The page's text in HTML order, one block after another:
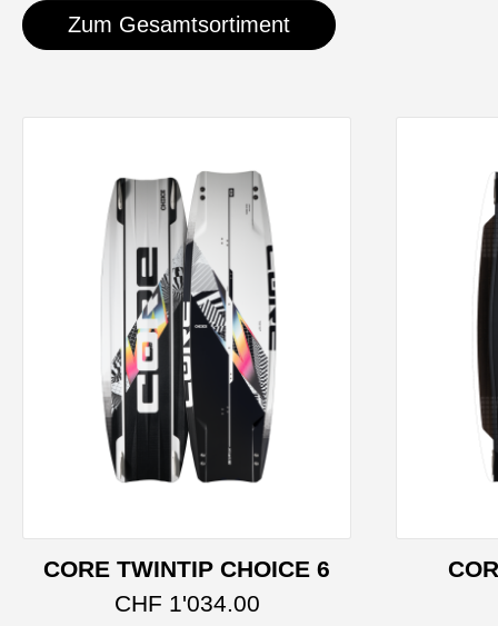
Zum Gesamtsortiment
CORE TWINTIP CHOICE 6
CHF 1'034.00Dieses Produkt weist